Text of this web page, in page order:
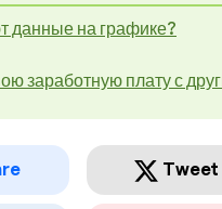
данные на графике?
заработную плату с
Tweet